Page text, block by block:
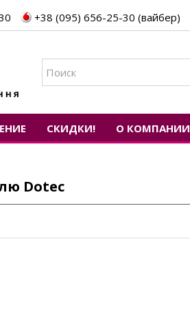
+38 (095) 656-25-30 (вайбер)
СКИДКИ! О КОМПАНИИ
Dotec